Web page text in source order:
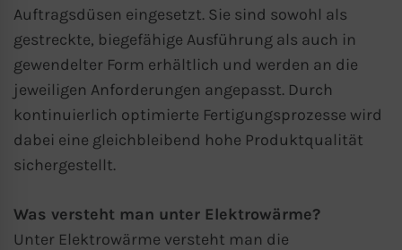
Auftragsdüsen eingesetzt. Sie sind sowohl als
gestreckte, biegefähige Ausführung als auch in
gewendelter Form erhältlich und werden an die
jeweiligen Anforderungen angepasst. Durch
kontinuierlich optimierte Fertigungsprozesse wird
dabei eine gleichbleibend hohe Produktqualität
sichergestellt.
Was versteht man unter Elektrowärme?
Unter Elektrowärme versteht man die